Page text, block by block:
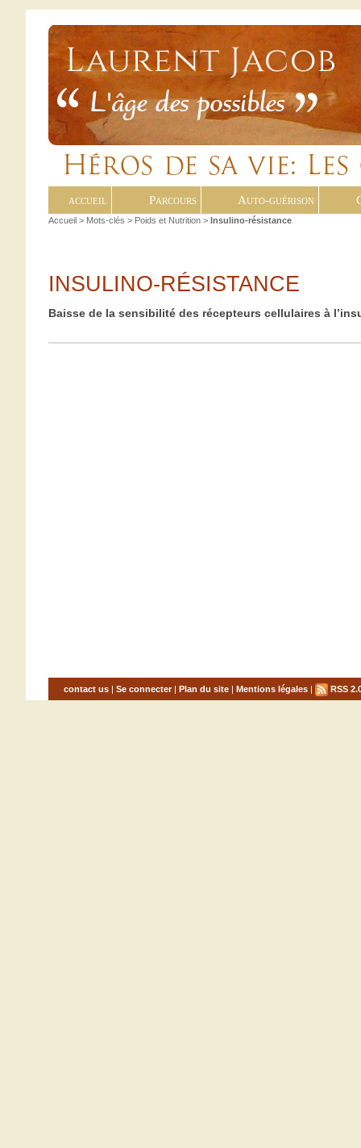
accueil Parcours Auto-guérison
Accueil > Mots-clés > Poids et Nutrition > Insulino-résistance
INSULINO-RÉSISTANCE
Baisse de la sensibilité des récepteurs cellulaires à
contact us| Se connecter| Plan du site| Mentions légales| RSS